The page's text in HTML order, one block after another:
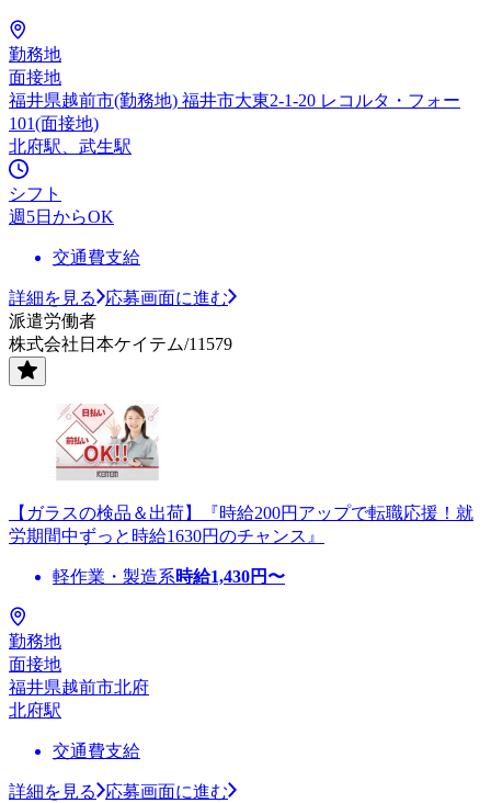
勤務地
面接地
福井県越前市(勤務地) 福井市大東2-1-20 レコルタ・フォー
101(面接地)
北府駅、武生駅
シフト
週5日からOK
交通費支給
詳細を見る
応募画面に進む
派遣労働者
株式会社日本ケイテム/11579
【ガラスの検品＆出荷】『時給200円アップで転職応援！就
労期間中ずっと時給1630円のチャンス』
軽作業・製造系時給1,430円〜
勤務地
面接地
福井県越前市北府
北府駅
交通費支給
詳細を見る
応募画面に進む